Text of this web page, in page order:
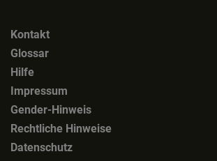
Kontakt
Glossar
Hilfe
Impressum
Gender-Hinweis
Rechtliche Hinweise
Datenschutz